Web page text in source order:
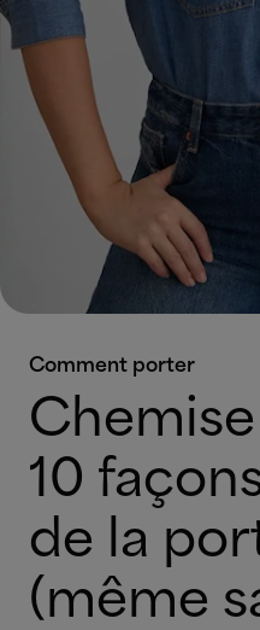
Comment porter
10
de la
(même